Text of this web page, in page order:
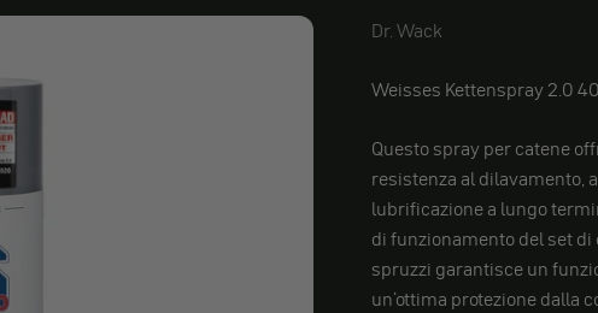
Dr. Wack
Dr. Wack
Weisses Kettenspray 2.0
Questo spray per catene
resistenza al dilavamento,
lubrificazione a lungo
di funzionamento del set
spruzzi garantisce un
un'ottima protezione dalla